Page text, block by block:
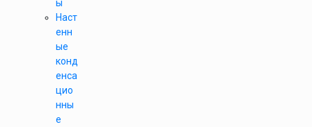
ы
Наст
енн
ые
конд
енса
цио
нны
е